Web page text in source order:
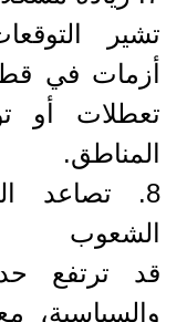
تشير
أزمات في
تعطلات أو
المناطق.
8. تصاعد
الشعوب
قد ترتفع
والسياسية،